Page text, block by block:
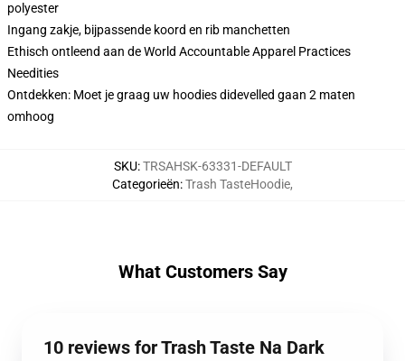
polyester
Ingang zakje, bijpassende koord en rib manchetten
Ethisch ontleend aan de World Accountable Apparel Practices
Needities
Ontdekken: Moet je graag uw hoodies didevelled gaan 2 maten
omhoog
SKU:TRSAHSK-63331-DEFAULT
Categorieën:Trash TasteHoodie,
What Customers Say
10 reviews for Trash Taste Na Dark